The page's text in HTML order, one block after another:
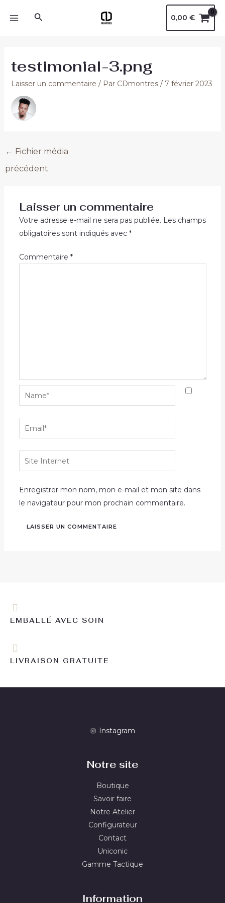
Rechercher 0,00€
testimonial-3.png
Laisser un commentaire / Par CDmontres / 7 février 2023
des
← Fichier média
précédent
Laisser un commentaire
Votre adresse e-mail ne sera pas publiée. Les champs
obligatoires sont indiqués avec *
Commentaire *
Name*
Email*
Site
Internet
Enregistrer mon nom, mon e-mail et mon site dans
le navigateur pour mon prochain commentaire.
EMBALLÉ AVEC SOIN
LIVRAISON GRATUITE
Instagram
Notre site
Boutique
Savoir faire
Notre Atelier
Configurateur
Contact
Uniconic
Gamme Tactique
Information